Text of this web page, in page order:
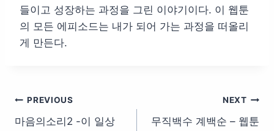
들이고 성장하는 과정을 그린 이야기이다. 이 웹툰
의 모든 에피소드는 내가 되어 가는 과정을 떠올리
게 만든다.
글PREVIOUS
마음의소리2 -이 일상
NEXT
무직백수 계백순 – 웹툰